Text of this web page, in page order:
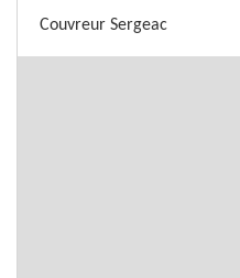
Couvreur Sergeac